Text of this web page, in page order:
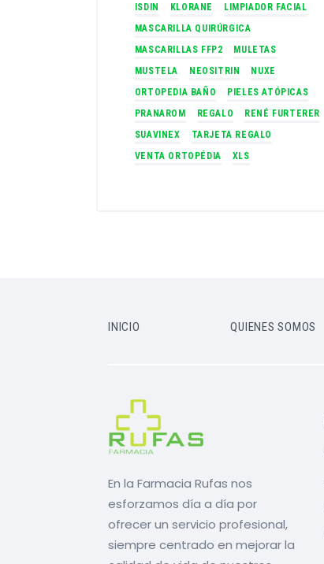
ISDIN
KLORANE
LIMPIADOR FACIAL
MASCARILLA QUIRÚRGICA
MASCARILLAS FFP2
MULETAS
MUSTELA
NEOSITRIN
NUXE
ORTOPEDIA BAÑO
PIELES ATÓPICAS
PRANAROM
REGALO
RENÉ FURTERER
SUAVINEX
TARJETA REGALO
VENTA ORTOPÉDIA
XLS
INICIO QUIENES SOMOS
En la Farmacia Rufas nos
esforzamos día a día por
ofrecer un servicio profesional,
siempre centrado en mejorar la